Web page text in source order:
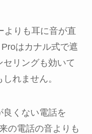
よりも耳に音が直
はカナル式で遮
リングも効いて
れません。
くない電話を
の電話の音よりも